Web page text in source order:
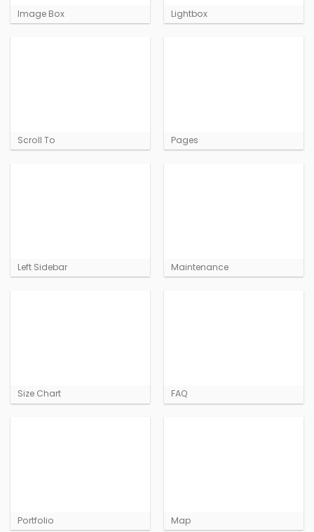
Image Box Lightbox
Scroll To Pages
Left Sidebar Maintenance
Size Chart FAQ
Portfolio Map